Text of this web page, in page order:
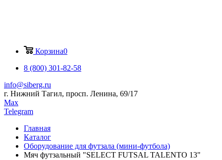
Корзина0
8 (800) 301-82-58
info@siberg.ru
г. Нижний Тагил, просп. Ленина, 69/17
Max
Telegram
Главная
Каталог
Оборудование для футзала (мини-футбола)
Мяч футзальный "SELECT FUTSAL TALENTO 13"